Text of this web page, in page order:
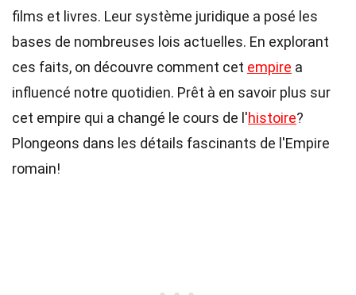
films et livres. Leur système juridique a posé les
bases de nombreuses lois actuelles. En explorant
ces faits, on découvre comment cet empire a
influencé notre quotidien. Prêt à en savoir plus sur
cet empire qui a changé le cours de l'histoire?
Plongeons dans les détails fascinants de l'Empire
romain!